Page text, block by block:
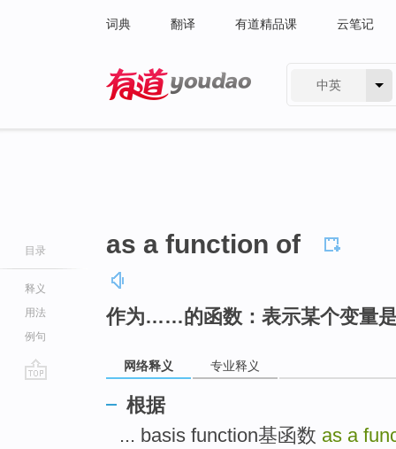
词典 翻译 有道精品课 云笔记
中英
目录
释义
用法
例句
as a function of
作为……的函数：表示某个变量
网络释义 专业释义
根据
... basis function基函数 as a